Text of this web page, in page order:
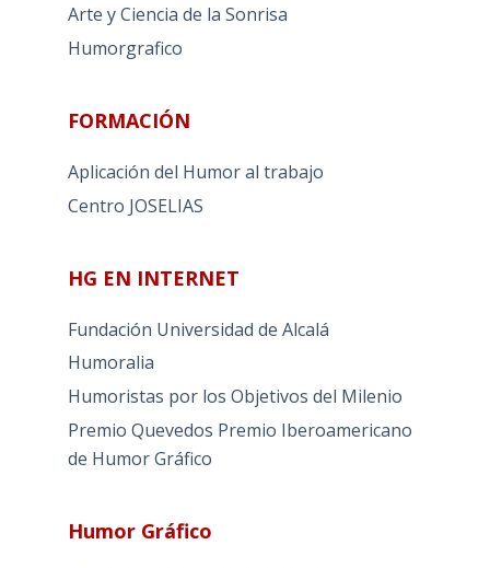
Arte y Ciencia de la Sonrisa
Humorgrafico
FORMACIÓN
Aplicación del Humor al trabajo
Centro JOSELIAS
HG EN INTERNET
Fundación Universidad de Alcalá
Humoralia
Humoristas por los Objetivos del Milenio
Premio Quevedos Premio Iberoamericano
de Humor Gráfico
Humor Gráfico